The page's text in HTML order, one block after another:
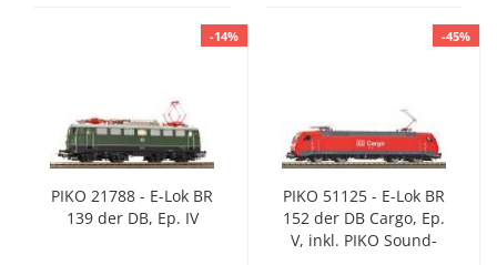
-14%
PIKO 21788 - E-Lok BR
139 der DB, Ep. IV
-45%
PIKO 51125 - E-Lok BR
152 der DB Cargo, Ep.
V, inkl. PIKO Sound-